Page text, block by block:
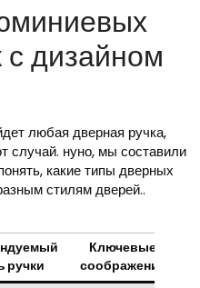
дизайном
любая дверная ручка,
случай. нуно, мы составили
какие типы дверных
стилям дверей..
ручки
Ключевые
соображения